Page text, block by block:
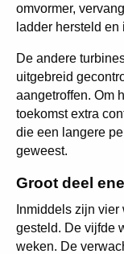
omvormer,
ladder hersteld
De andere
uitgebreid
aangetroffen. Om
toekomst extra
die een langere
geweest.
Groot deel
Inmiddels zijn
gesteld. De vijfde
weken. De